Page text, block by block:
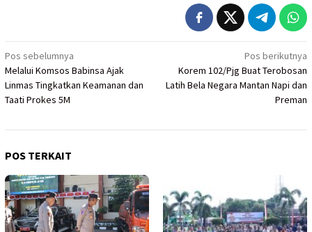
Navigasi
pos
Pos sebelumnya
Melalui Komsos Babinsa Ajak
Linmas Tingkatkan Keamanan dan
Taati Prokes 5M
Pos berikutnya
Korem 102/Pjg Buat Terobosan
Latih Bela Negara Mantan Napi dan
Preman
POS TERKAIT